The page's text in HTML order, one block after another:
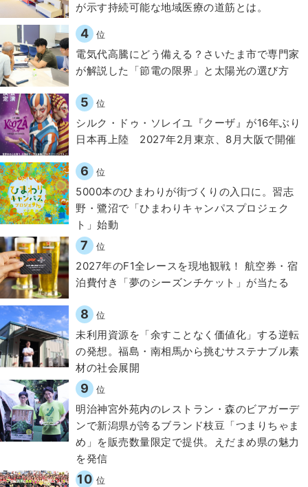
が示す持続可能な地域医療の道筋とは。
4 位
電気代高騰にどう備える？さいたま市で専門家
が解説した「節電の限界」と太陽光の選び方
5 位
シルク・ドゥ・ソレイユ『クーザ』が16年ぶり
日本再上陸 2027年2月東京、8月大阪で開催
6 位
5000本のひまわりが街づくりの入口に。習志
野・鷺沼で「ひまわりキャンパスプロジェク
ト」始動
7 位
2027年のF1全レースを現地観戦！ 航空券・宿
泊費付き「夢のシーズンチケット」が当たる
8 位
​​未利用資源を「余すことなく価値化」する逆転
の発想。福島・南相馬から挑むサステナブル素
材の社会展開​
9 位
明治神宮外苑内のレストラン・森のビアガーデ
ンで新潟県が誇るブランド枝豆「つまりちゃま
め」を販売数量限定で提供。えだまめ県の魅力
を発信
10 位